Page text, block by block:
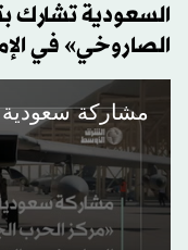
السعودية تشارك
الصاروخي» في